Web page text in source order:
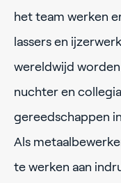
het team werken
lassers en
wereldwijd
nuchter en
gereedschappen
Als
te werken aan